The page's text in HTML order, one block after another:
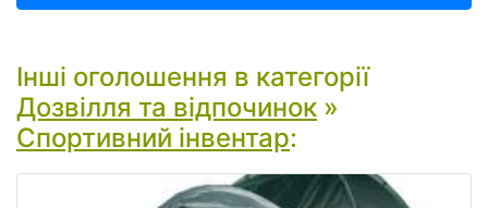
Інші оголошення в категорії
Дозвілля та відпочинок »
Спортивний інвентар: